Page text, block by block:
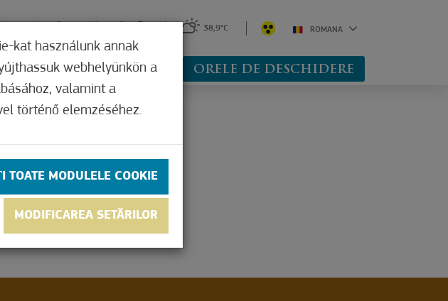
PRETURI WEBSHOP ORELE DE DESCHIDERE
38,9°C ROMANA
kat használunk annak
webhelyünkön a
valamint a
történő elemzéséhez.
TOATE MODULELE COOKIE
MODIFICAREA SETĂRILOR